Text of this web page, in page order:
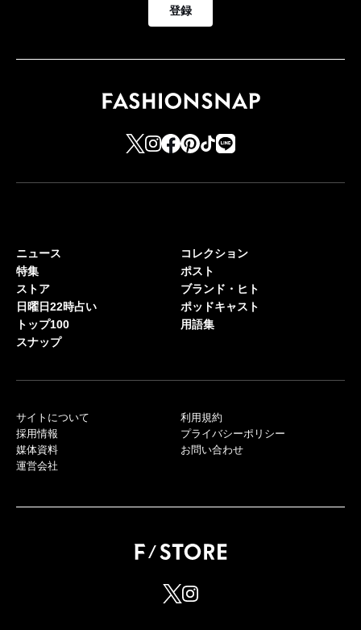
登録
ニュース
特集
ストア
日曜日22時占い
トップ100
スナップ
コレクション
ポスト
ブランド・ヒト
ポッドキャスト
用語集
サイトについて
採用情報
媒体資料
運営会社
利用規約
プライバシーポリシー
お問い合わせ